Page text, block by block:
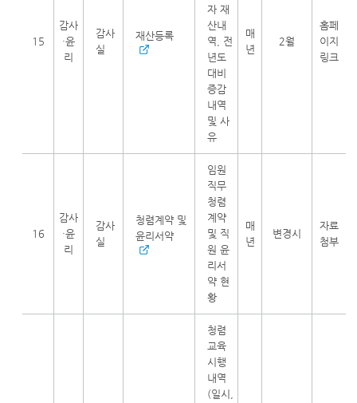
15
감사
·윤
리
감사
실
재산등록
자 재
산내
역, 전
년도
대비
증감
내역
및 사
유
매
년
2월
홈페
이지
링크
16
감사
·윤
리
감사
실
청렴계약 및
윤리서약
임원
직무
청렴
계약
및 직
원 윤
리서
약 현
황
매
년
변경시
자료
첨부
청렴
교육
시행
내역
(일시,